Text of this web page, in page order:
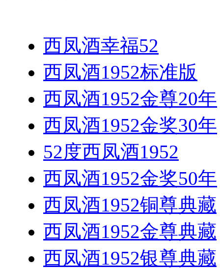
西凤酒幸福52
西凤酒1952标准版
西凤酒1952金尊20年
西凤酒1952金奖30年
52度西凤酒1952
西凤酒1952金奖50年
西凤酒1952铜尊典藏
西凤酒1952金尊典藏
西凤酒1952银尊典藏